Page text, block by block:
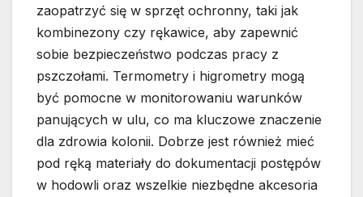
zaopatrzyć się w sprzęt ochronny, taki jak
kombinezony czy rękawice, aby zapewnić
sobie bezpieczeństwo podczas pracy z
pszczołami. Termometry i higrometry mogą
być pomocne w monitorowaniu warunków
panujących w ulu, co ma kluczowe znaczenie
dla zdrowia kolonii. Dobrze jest również mieć
pod ręką materiały do dokumentacji postępów
w hodowli oraz wszelkie niezbędne akcesoria